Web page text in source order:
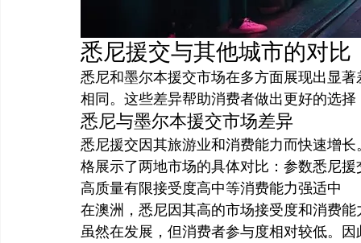
悉尼援交与其他城市的对比
悉尼和墨尔本援交市场在多方面展现出显
相同。这些差异帮助消费者做出更好的选
悉尼与墨尔本援交市场差异
悉尼援交因其旅游业和消费能力而快速增
格展示了两地市场的具体对比：参数悉尼
高质量有限接受度高中等消费能力强适中
在澳洲，悉尼因其高的市场接受度和消费
虽然在发展，但消费者参与度相对较低。